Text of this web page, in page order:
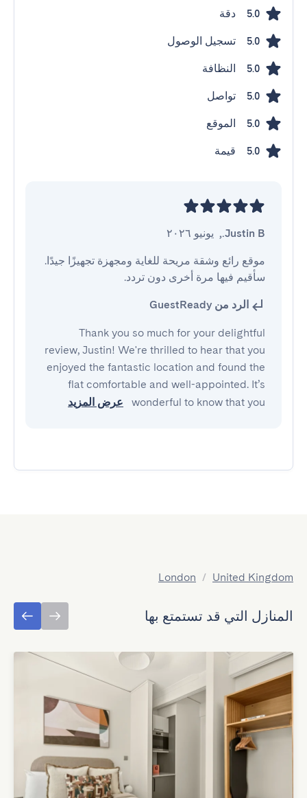
5.0 دقة
5.0 تسجيل الوصول
5.0 النظافة
5.0 تواصل
5.0 الموقع
5.0 قيمة
Justin B.
, يونيو ٢٠٢٦
سأقيم فيها مرة أخرى دون تردد.
الرد من GuestReady
Thank you so much for your delightful
review, Justin! We're thrilled to hear that you
enjoyed the fantastic location and found the
flat comfortable and well-appointed. It’s
wonderful to know that you
عرض المزيد
United Kingdom
/
London
المنازل التي قد تستمتع بها